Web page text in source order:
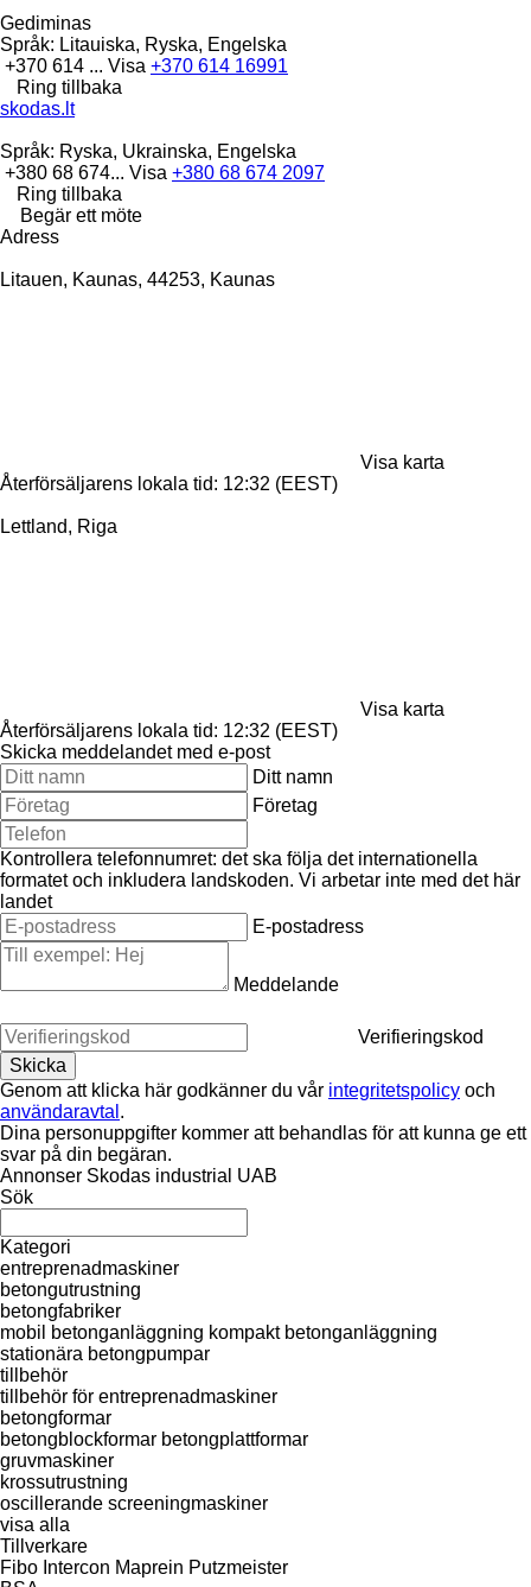
Gediminas
Språk: Litauiska, Ryska, Engelska
+370 614 ... Visa +370 614 16991
Ring tillbaka
skodas.lt
Språk: Ryska, Ukrainska, Engelska
+380 68 674... Visa +380 68 674 2097
Ring tillbaka
Begär ett möte
Adress
Litauen, Kaunas, 44253, Kaunas
Visa karta
Återförsäljarens lokala tid: 12:32 (EEST)
Lettland, Riga
Visa karta
Återförsäljarens lokala tid: 12:32 (EEST)
Skicka meddelandet med e-post
Ditt namn
Företag
Kontrollera telefonnumret: det ska följa det internationella
formatet och inkludera landskoden. Vi arbetar inte med det här
landet
E-postadress
Meddelande
Verifieringskod
Genom att klicka här godkänner du vår integritetspolicy och
användaravtal .
Dina personuppgifter kommer att behandlas för att kunna ge ett
svar på din begäran.
Annonser Skodas industrial UAB
Sök
Kategori
entreprenadmaskiner
betongutrustning
betongfabriker
mobil betonganläggning kompakt betonganläggning
stationära betongpumpar
tillbehör
tillbehör för entreprenadmaskiner
betongformar
betongblockformar betongplattformar
gruvmaskiner
krossutrustning
oscillerande screeningmaskiner
visa alla
Tillverkare
Fibo Intercon Maprein Putzmeister